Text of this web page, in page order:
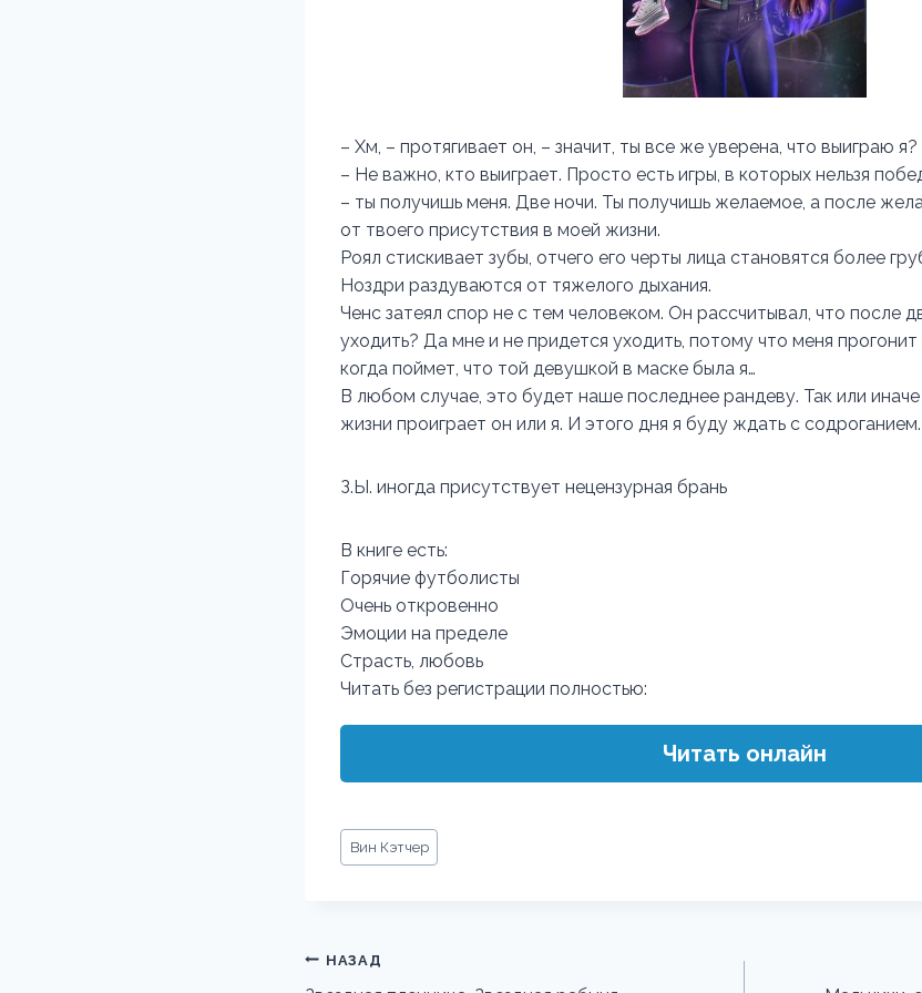
– Хм, – протягивает он, – значит, ты все же уверена, что выиграю я?
– Не важно, кто выиграет. Просто есть игры, в которых нельзя
– ты получишь меня. Две ночи. Ты получишь желаемое, а после
от твоего присутствия в моей жизни.
Роял стискивает зубы, отчего его черты лица становятся более
Ноздри раздуваются от тяжелого дыхания.
Ченс затеял спор не с тем человеком. Он рассчитывал, что после
уходить? Да мне и не придется уходить, потому что меня
когда поймет, что той девушкой в маске была я…
В любом случае, это будет наше последнее рандеву. Так или
жизни проиграет он или я. И этого дня я буду ждать с содроганием.
З.Ы. иногда присутствует нецензурная брань
В книге есть:
Горячие футболисты
Очень откровенно
Эмоции на пределе
​​​​​​​Страсть, любовь
Читать без регистрации полностью:
Читать онлайн
Метки
записи:
Вин Кэтчер
Навигация
НАЗАД